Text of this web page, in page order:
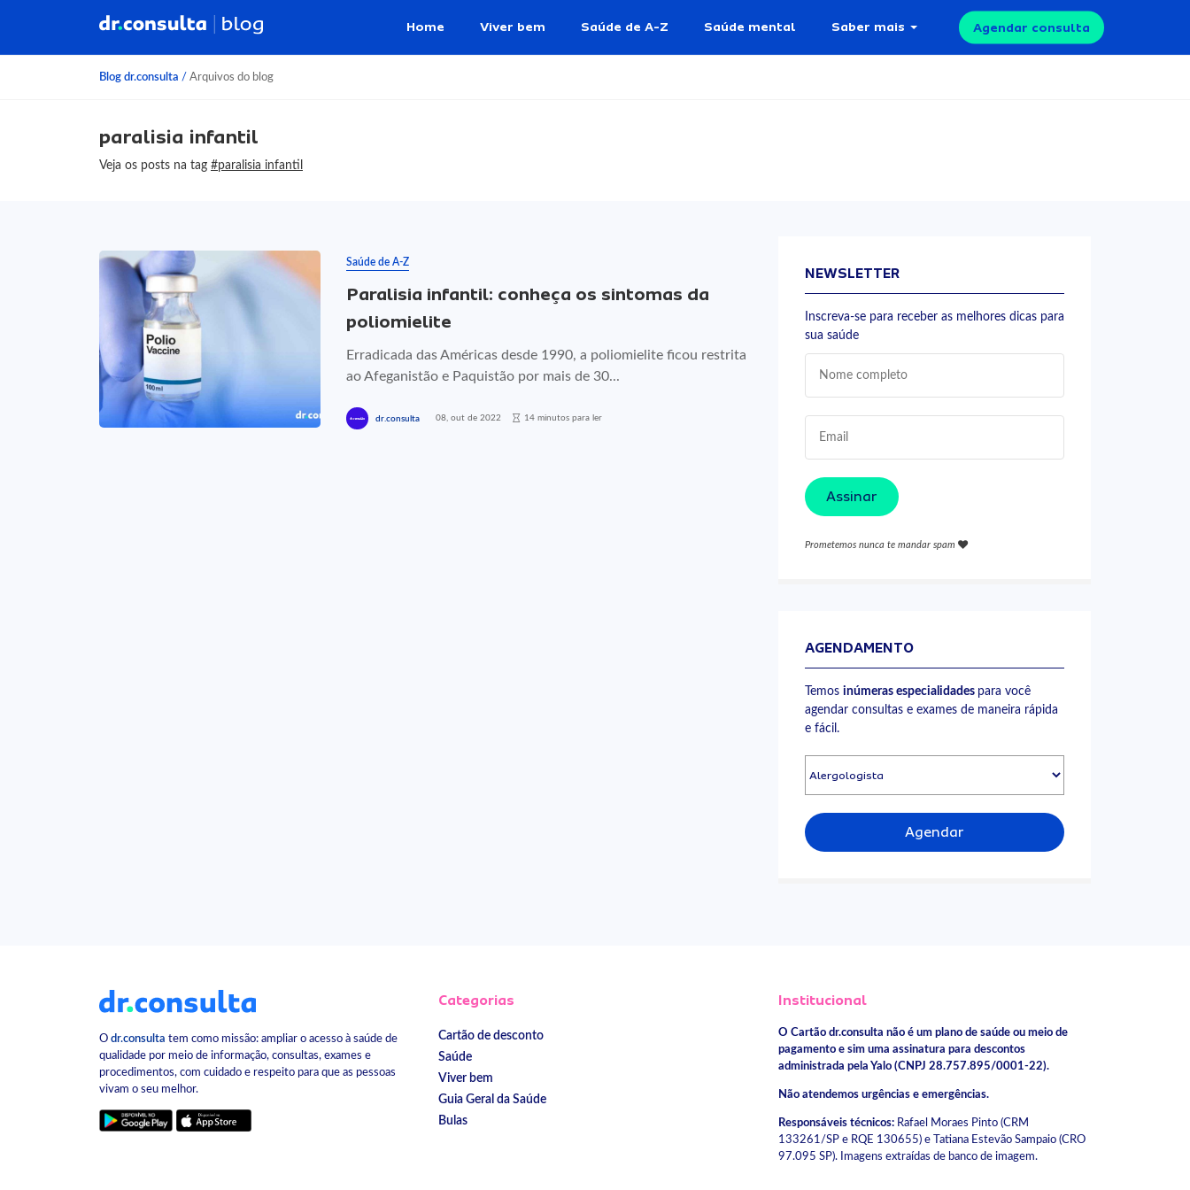
Home Viver bem Saúde de A-Z Saúde mental Saber mais Agendar consulta
Blog dr.consulta / Arquivos do blog
paralisia infantil
Veja os posts na tag #paralisia infantil
Saúde de A-Z
Paralisia infantil: conheça os sintomas da
poliomielite
Erradicada das Américas desde 1990, a poliomielite ficou restrita
ao Afeganistão e Paquistão por mais de 30...
dr.consulta 08, out de 2022 14 minutos para ler
NEWSLETTER
Inscreva-se para receber as melhores dicas para
sua saúde
Assinar
Prometemos nunca te mandar spam
AGENDAMENTO
Temos inúmeras especialidades para você
agendar consultas e exames de maneira rápida
e fácil.
Agendar
O dr.consulta tem como missão: ampliar o acesso à saúde de
qualidade por meio de informação, consultas, exames e
procedimentos, com cuidado e respeito para que as pessoas
vivam o seu melhor.
Categorias
Cartão de desconto
Saúde
Viver bem
Guia Geral da Saúde
Bulas
Institucional
O Cartão dr.consulta não é um plano de saúde ou meio de
pagamento e sim uma assinatura para descontos
administrada pela Yalo (CNPJ 28.757.895/0001-22).
Não atendemos urgências e emergências.
Responsáveis técnicos:Rafael Moraes Pinto (CRM
133261/SP e RQE 130655) e Tatiana Estevão Sampaio (CRO
97.095 SP). Imagens extraídas de banco de imagem.